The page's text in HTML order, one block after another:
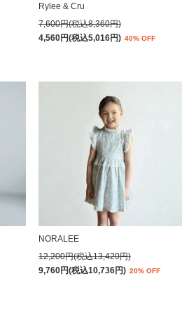
Rylee & Cru
7,600円(税込8,360円)
4,560円(税込5,016円) 40% OFF
NORALEE
12,200円(税込13,420円)
9,760円(税込10,736円) 20% OFF